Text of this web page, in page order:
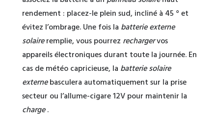
rendement : placez-le plein sud, incliné à 45 ° et
évitez l’ombrage. Une fois la batterie externe
solaireremplie, vous pourrez rechargervos
appareils électroniques durant toute la journée. En
cas de météo capricieuse, la batterie solaire
externebasculera automatiquement sur la prise
secteur ou l’allume-cigare 12V pour maintenir la
charge.